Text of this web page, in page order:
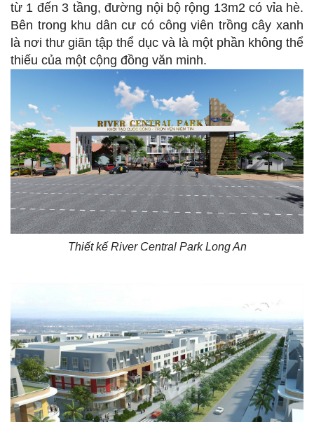
từ 1 đến 3 tầng, đường nội bộ rộng 13m2 có vỉa hè.
Bên trong khu dân cư có công viên trồng cây xanh
là nơi thư giãn tập thể dục và là một phần không thể
thiếu của một cộng đồng văn minh.
Thiết kế River Central Park Long An